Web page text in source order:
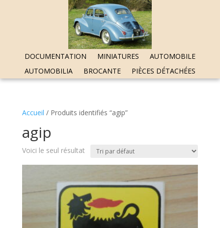
DOCUMENTATION MINIATURES
AUTOMOBILE
AUTOMOBILIA
BROCANTE PIÈCES DÉTACHÉES
Accueil / Produits identifiés “agip”
agip
Voici le seul résultat